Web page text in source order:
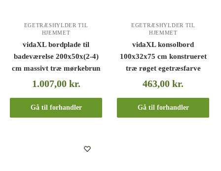
EGETRÆSHYLDER TIL
HJEMMET
vidaXL bordplade til
badeværelse 200x50x(2-4)
cm massivt træ mørkebrun
1.007,00 kr.
Gå til forhandler
EGETRÆSHYLDER TIL
HJEMMET
vidaXL konsolbord
100x32x75 cm konstrueret
træ røget egetræsfarve
463,00kr.
Gå til forhandler